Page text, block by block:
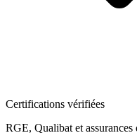
Certifications vérifiées
RGE, Qualibat et assurances